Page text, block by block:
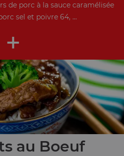
de porc à la sauce caramélisée
sel et poivre 64, ...
+
au Boeuf